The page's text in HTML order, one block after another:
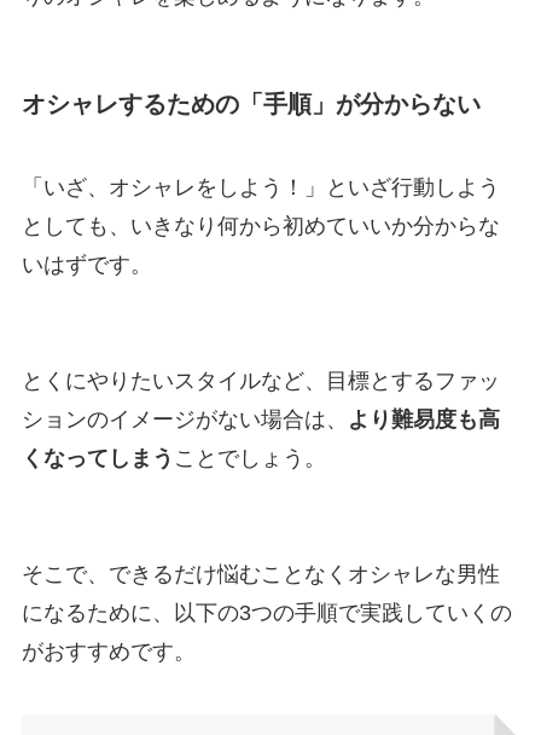
オシャレするための「手順」が分からない
「いざ、オシャレをしよう！」といざ行動しよう
としても、いきなり何から初めていいか分からな
いはずです。
とくにやりたいスタイルなど、目標とするファッ
ションのイメージがない場合は、
より難易度も高
くなってしまう ことでしょう。
そこで、できるだけ悩むことなくオシャレな男性
になるために、以下の3つの手順で実践していくの
がおすすめです。